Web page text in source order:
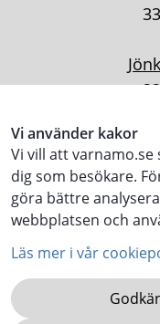
Vi använder kakor
Vi vill att
dig som besökare.
göra bättre
webbplatsen och
Läs mer i vår